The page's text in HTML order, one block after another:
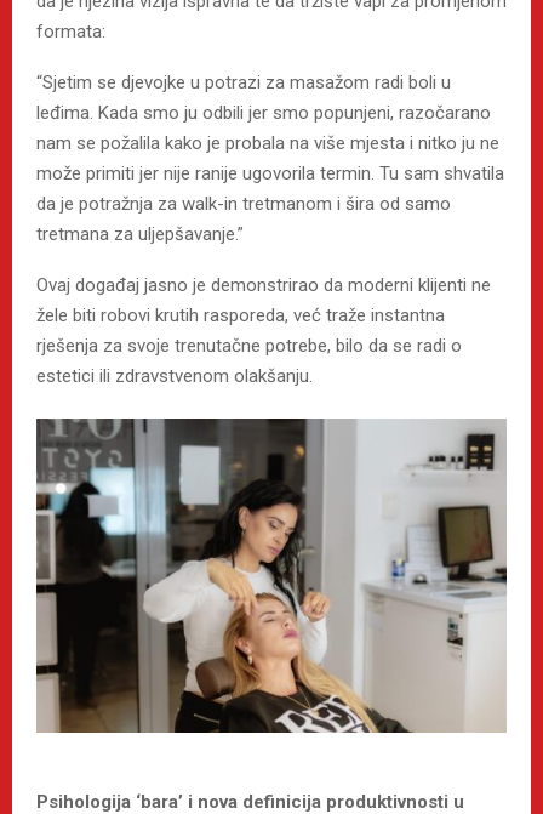
formata:
“Sjetim se djevojke u potrazi za masažom radi boli u
leđima. Kada smo ju odbili jer smo popunjeni, razočarano
nam se požalila kako je probala na više mjesta i nitko ju ne
može primiti jer nije ranije ugovorila termin. Tu sam shvatila
da je potražnja za walk-in tretmanom i šira od samo
tretmana za uljepšavanje.”
Ovaj događaj jasno je demonstrirao da moderni klijenti ne
žele biti robovi krutih rasporeda, već traže instantna
rješenja za svoje trenutačne potrebe, bilo da se radi o
estetici ili zdravstvenom olakšanju.
Psihologija ‘bara’ i nova definicija produktivnosti u